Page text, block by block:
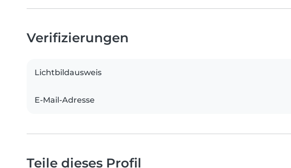
Verifizierungen
Lichtbildausweis
E-Mail-Adresse
Teile dieses Profil